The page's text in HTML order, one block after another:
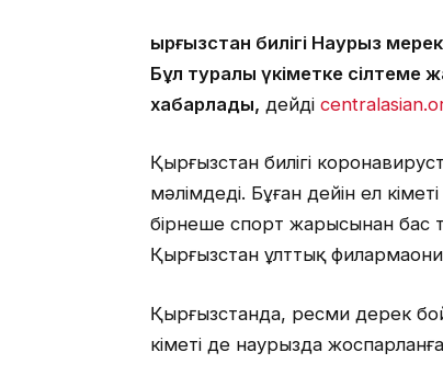
Қырғызстан билігі Наурыз
Бұл туралы үкіметке сілтеме
хабарлады, дейді
Қырғызстан билігі
мәлімдеді. Бұған дейін ел
бірнеше спорт жарысынан бас
Қырғызстан ұлттық
Қырғызстанда, ресми дерек
үкіметі де наурызда